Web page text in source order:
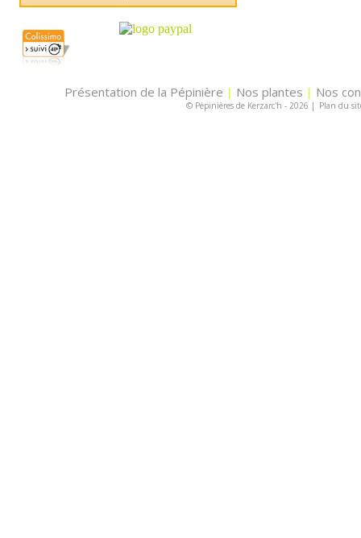
Présentation de la Pépinière | Nos plantes | Nos
© Pépinières de Kerzarc'h - 2026 | Plan du